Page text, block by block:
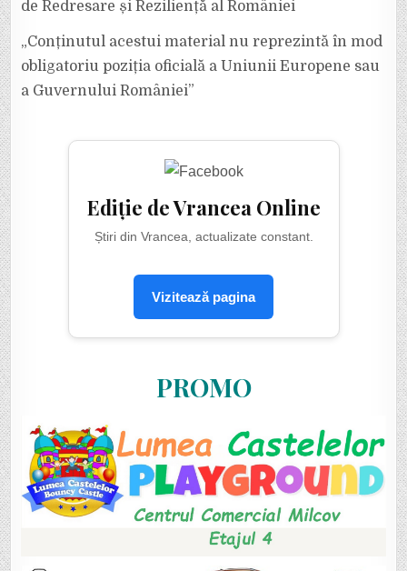
de Redresare și Reziliență al României
„Conținutul acestui material nu reprezintă în mod
obligatoriu poziția oficială a Uniunii Europene sau
a Guvernului României”
Ediție de Vrancea Online
Știri din Vrancea, actualizate constant.
Vizitează pagina
PROMO